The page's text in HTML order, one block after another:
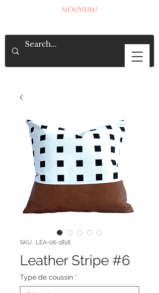
NOUVEAU
SKU : LEA-06-1818
Leather Stripe #6
Type de coussin *